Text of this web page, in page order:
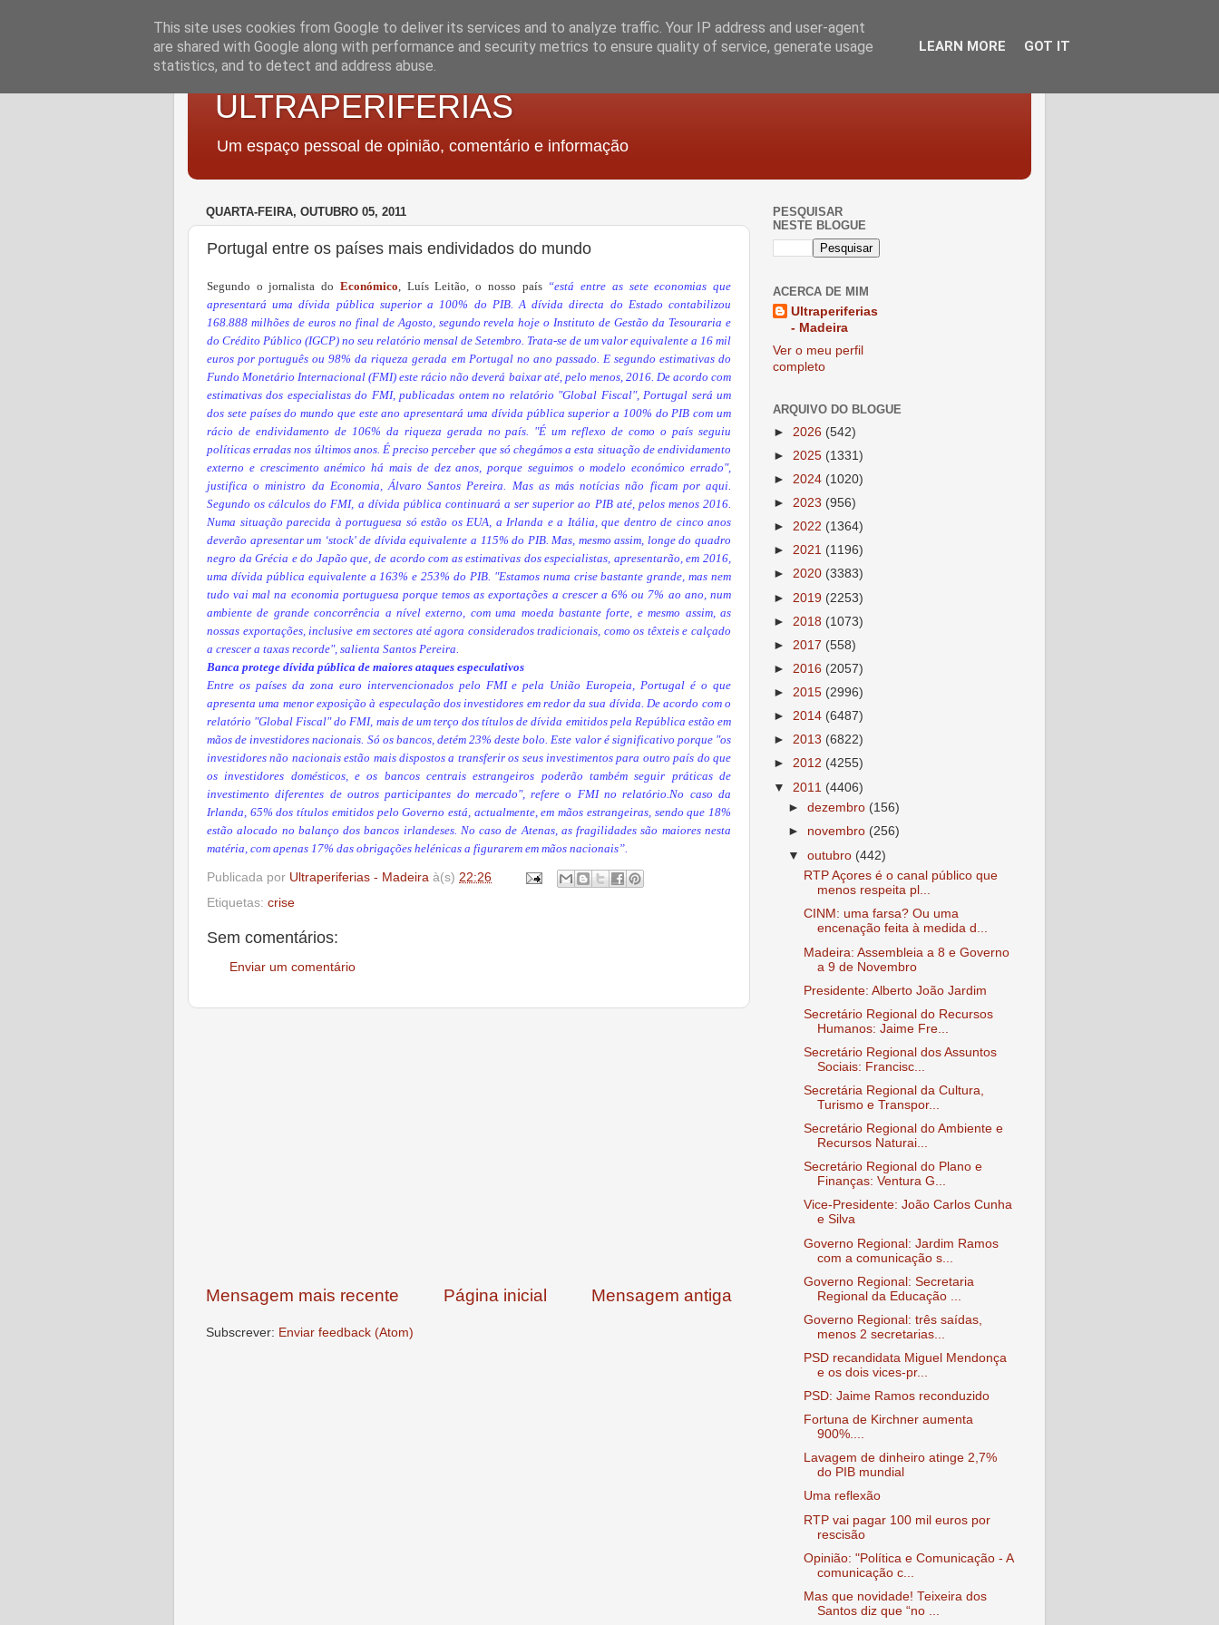
ULTRAPERIFERIAS
Um espaço pessoal de opinião, comentário e informação
QUARTA-FEIRA, OUTUBRO 05, 2011
Portugal entre os países mais endividados do mundo
Segundo o jornalista do Económico, Luís Leitão, o nosso país “está entre as sete economias que
apresentará uma dívida pública superior a 100% do PIB. A dívida directa do Estado contabilizou
168.888 milhões de euros no final de Agosto, segundo revela hoje o Instituto de Gestão da Tesouraria e
do Crédito Público (IGCP) no seu relatório mensal de Setembro. Trata-se de um valor equivalente a 16 mil
euros por português ou 98% da riqueza gerada em Portugal no ano passado. E segundo estimativas do
Fundo Monetário Internacional (FMI) este rácio não deverá baixar até, pelo menos, 2016. De acordo com
estimativas dos especialistas do FMI, publicadas ontem no relatório "Global Fiscal", Portugal será um
dos sete países do mundo que este ano apresentará uma dívida pública superior a 100% do PIB com um
rácio de endividamento de 106% da riqueza gerada no país. "É um reflexo de como o país seguiu
políticas erradas nos últimos anos. É preciso perceber que só chegámos a esta situação de endividamento
externo e crescimento anémico há mais de dez anos, porque seguimos o modelo económico errado",
justifica o ministro da Economia, Álvaro Santos Pereira. Mas as más notícias não ficam por aqui.
Segundo os cálculos do FMI, a dívida pública continuará a ser superior ao PIB até, pelos menos 2016.
Numa situação parecida à portuguesa só estão os EUA, a Irlanda e a Itália, que dentro de cinco anos
deverão apresentar um ‘stock' de dívida equivalente a 115% do PIB. Mas, mesmo assim, longe do quadro
negro da Grécia e do Japão que, de acordo com as estimativas dos especialistas, apresentarão, em 2016,
uma dívida pública equivalente a 163% e 253% do PIB. "Estamos numa crise bastante grande, mas nem
tudo vai mal na economia portuguesa porque temos as exportações a crescer a 6% ou 7% ao ano, num
ambiente de grande concorrência a nível externo, com uma moeda bastante forte, e mesmo assim, as
nossas exportações, inclusive em sectores até agora considerados tradicionais, como os têxteis e calçado
a crescer a taxas recorde", salienta Santos Pereira.
Banca protege dívida pública de maiores ataques especulativos
Entre os países da zona euro intervencionados pelo FMI e pela União Europeia, Portugal é o que
apresenta uma menor exposição à especulação dos investidores em redor da sua dívida. De acordo com o
relatório "Global Fiscal" do FMI, mais de um terço dos títulos de dívida emitidos pela República estão em
mãos de investidores nacionais. Só os bancos, detém 23% deste bolo. Este valor é significativo porque "os
investidores não nacionais estão mais dispostos a transferir os seus investimentos para outro país do que
os investidores domésticos, e os bancos centrais estrangeiros poderão também seguir práticas de
investimento diferentes de outros participantes do mercado", refere o FMI no relatório.No caso da
Irlanda, 65% dos títulos emitidos pelo Governo está, actualmente, em mãos estrangeiras, sendo que 18%
estão alocado no balanço dos bancos irlandeses. No caso de Atenas, as fragilidades são maiores nesta
matéria, com apenas 17% das obrigações helénicas a figurarem em mãos nacionais”.
Publicada por Ultraperiferias - Madeira à(s) 22:26
Etiquetas: crise
Sem comentários:
Enviar um comentário
Mensagem mais recente Mensagem antiga
Página inicial
Subscrever: Enviar feedback (Atom)
PESQUISAR
NESTE BLOGUE
ACERCA DE MIM
Ultraperiferias
- Madeira
Ver o meu perfil
completo
ARQUIVO DO BLOGUE
► 2026 (542)
► 2025 (1331)
► 2024 (1020)
► 2023 (956)
► 2022 (1364)
► 2021 (1196)
► 2020 (3383)
► 2019 (2253)
► 2018 (1073)
► 2017 (558)
► 2016 (2057)
► 2015 (2996)
► 2014 (6487)
► 2013 (6822)
► 2012 (4255)
▼ 2011 (4406)
►dezembro (156)
► novembro (256)
▼outubro (442)
RTP Açores é o canal público que
menos respeita pl...
CINM: uma farsa? Ou uma
encenação feita à medida d...
Madeira: Assembleia a 8 e Governo
a 9 de Novembro
Presidente: Alberto João Jardim
Secretário Regional do Recursos
Humanos: Jaime Fre...
Secretário Regional dos Assuntos
Sociais: Francisc...
Secretária Regional da Cultura,
Turismo e Transpor...
Secretário Regional do Ambiente e
Recursos Naturai...
Secretário Regional do Plano e
Finanças: Ventura G...
Vice-Presidente: João Carlos Cunha
e Silva
Governo Regional: Jardim Ramos
com a comunicação s...
Governo Regional: Secretaria
Regional da Educação ...
Governo Regional: três saídas,
menos 2 secretarias...
PSD recandidata Miguel Mendonça
e os dois vices-pr...
PSD: Jaime Ramos reconduzido
Fortuna de Kirchner aumenta
900%....
Lavagem de dinheiro atinge 2,7%
do PIB mundial
Uma reflexão
RTP vai pagar 100 mil euros por
rescisão
Opinião: "Política e Comunicação - A
comunicação c...
Mas que novidade! Teixeira dos
Santos diz que “no ...
This site uses cookies from Google to deliver its services and to analyze traffic. Your IP address and user-agent
are shared with Google along with performance and security metrics to ensure quality of service, generate usage
statistics, and to detect and address abuse.
LEARN MORE GOT IT